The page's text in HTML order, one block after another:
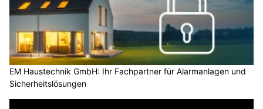
EM Haustechnik GmbH: Ihr Fachpartner für Alarmanlagen und
Sicherheitslösungen